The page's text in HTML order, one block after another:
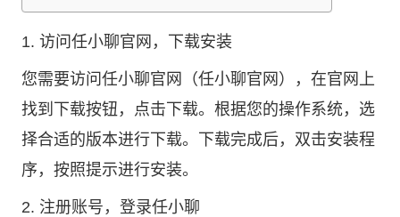
1. 访问任小聊官网，下载安装
您需要访问任小聊官网（任小聊官网），在官网上
找到下载按钮，点击下载。根据您的操作系统，选
择合适的版本进行下载。下载完成后，双击安装程
序，按照提示进行安装。
2. 注册账号，登录任小聊